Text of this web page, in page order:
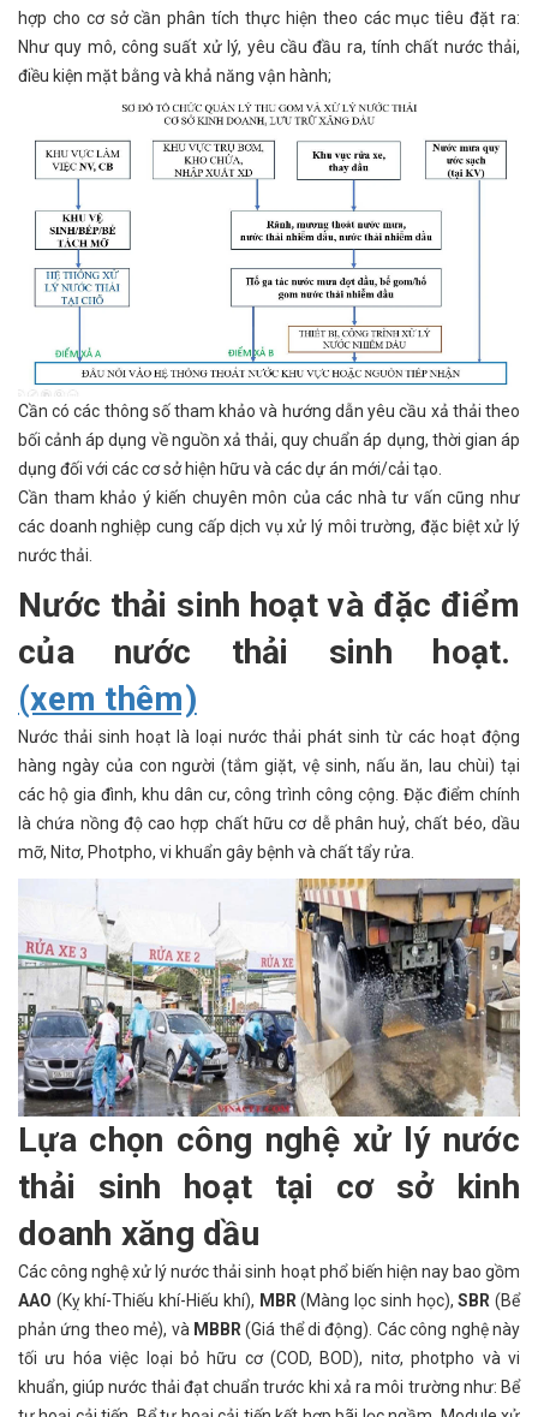
hợp cho cơ sở cần phân tích thực hiện theo các mục tiêu đặt ra:
Như quy mô, công suất xử lý, yêu cầu đầu ra, tính chất nước thải,
điều kiện mặt bằng và khả năng vận hành;
Cần có các thông số tham khảo và hướng dẫn yêu cầu xả thải theo
bối cảnh áp dụng về nguồn xả thải, quy chuẩn áp dụng, thời gian áp
dụng đối với các cơ sở hiện hữu và các dự án mới/cải tạo.
Cần tham khảo ý kiến chuyên môn của các nhà tư vấn cũng như
các doanh nghiệp cung cấp dịch vụ xử lý môi trường, đặc biệt xử lý
nước thải.
Nước thải sinh hoạt và đặc điểm
của nước thải sinh hoạt.
(xem thêm)
Nước thải sinh hoạt là loại nước thải phát sinh từ các hoạt động
hàng ngày của con người (tắm giặt, vệ sinh, nấu ăn, lau chùi) tại
các hộ gia đình, khu dân cư, công trình công cộng. Đặc điểm chính
là chứa nồng độ cao hợp chất hữu cơ dễ phân huỷ, chất béo, dầu
mỡ, Nitơ, Photpho, vi khuẩn gây bệnh và chất tẩy rửa.
Lựa chọn công nghệ xử lý nước
thải sinh hoạt tại cơ sở kinh
doanh xăng dầu
Các công nghệ xử lý nước thải sinh hoạt phổ biến hiện nay bao gồm
AAO (Kỵ khí-Thiếu khí-Hiếu khí), MBR (Màng lọc sinh học),SBR (Bể
phản ứng theo mẻ), và MBBR (Giá thể di động). Các công nghệ này
tối ưu hóa việc loại bỏ hữu cơ (COD, BOD), nitơ, photpho và vi
khuẩn, giúp nước thải đạt chuẩn trước khi xả ra môi trường như: Bể